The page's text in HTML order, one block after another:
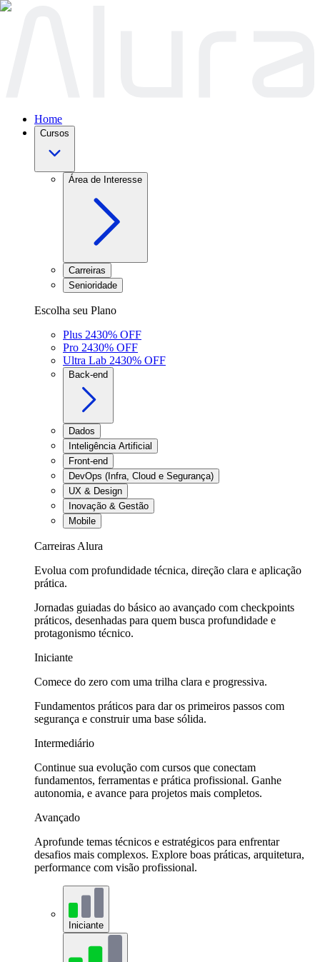
Home
Cursos
Área de Interesse
Carreiras
Senioridade
Escolha seu Plano
Plus 2430% OFF
Pro 2430% OFF
Ultra Lab 2430% OFF
Back-end
Dados
Inteligência Artificial
Front-end
DevOps (Infra, Cloud e Segurança)
UX & Design
Inovação & Gestão
Mobile
Carreiras Alura
Evolua com profundidade técnica, direção clara e aplicação
prática.
Jornadas guiadas do básico ao avançado com checkpoints
práticos, desenhadas para quem busca profundidade e
protagonismo técnico.
Iniciante
Comece do zero com uma trilha clara e progressiva.
Fundamentos práticos para dar os primeiros passos com
segurança e construir uma base sólida.
Intermediário
Continue sua evolução com cursos que conectam
fundamentos, ferramentas e prática profissional. Ganhe
autonomia, e avance para projetos mais completos.
Avançado
Aprofunde temas técnicos e estratégicos para enfrentar
desafios mais complexos. Explore boas práticas, arquitetura,
performance com visão profissional.
Iniciante